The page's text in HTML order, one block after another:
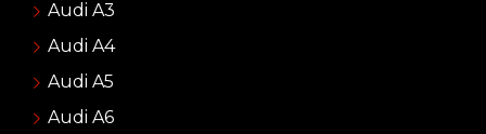
Audi A3
Audi A4
Audi A5
Audi A6